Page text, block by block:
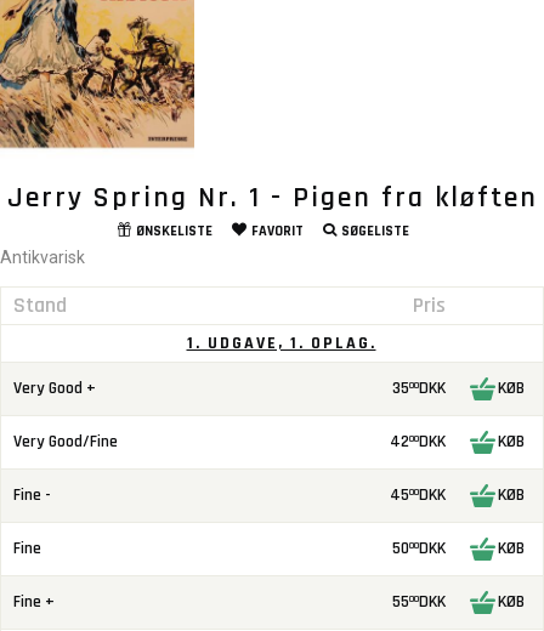
Jerry Spring Nr. 1 - Pigen fra kløften
ØNSKELISTE FAVORIT SØGELISTE
Antikvarisk
Stand Pris
1. UDGAVE, 1. OPLAG.
Very Good + 3500DKK KØB
Very Good/Fine 4200DKK KØB
Fine - 4500DKK KØB
Fine 5000DKK KØB
Fine + 5500DKK KØB